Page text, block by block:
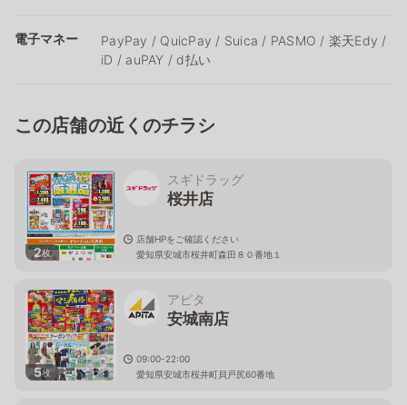
電子マネー
PayPay / QuicPay / Suica / PASMO / 楽天Edy /
iD / auPAY / d払い
この店舗の近くのチラシ
2枚
スギドラッグ
桜井店
店舗HPをご確認ください
愛知県安城市桜井町森田８０番地１
5枚
アピタ
安城南店
09:00-22:00
愛知県安城市桜井町貝戸尻60番地